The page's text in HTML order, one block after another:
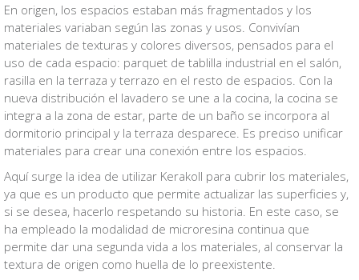
En origen, los espacios estaban más fragmentados y los
materiales variaban según las zonas y usos. Convivían
materiales de texturas y colores diversos, pensados para el
uso de cada espacio: parquet de tablilla industrial en el salón,
rasilla en la terraza y terrazo en el resto de espacios. Con la
nueva distribución el lavadero se une a la cocina, la cocina se
integra a la zona de estar, parte de un baño se incorpora al
dormitorio principal y la terraza desparece. Es preciso unificar
materiales para crear una conexión entre los espacios.
Aquí surge la idea de utilizar Kerakoll para cubrir los materiales,
ya que es un producto que permite actualizar las superficies y,
si se desea, hacerlo respetando su historia. En este caso, se
ha empleado la modalidad de microresina continua que
permite dar una segunda vida a los materiales, al conservar la
textura de origen como huella de lo preexistente.